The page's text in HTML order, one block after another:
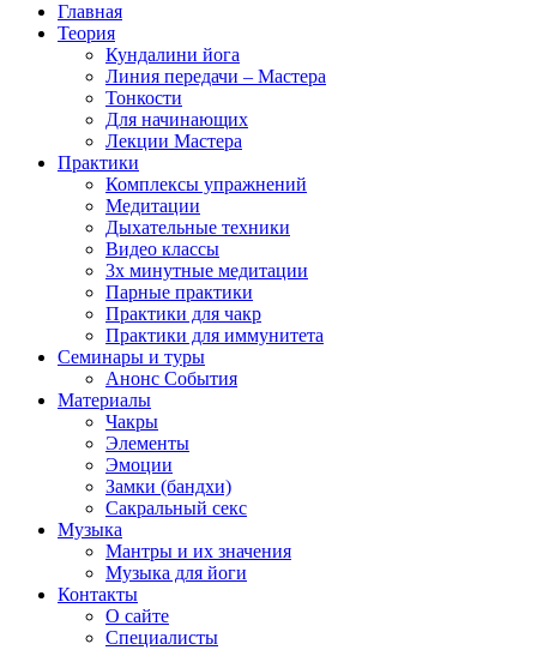
Главная
Теория
Кундалини йога
Линия передачи – Мастера
Тонкости
Для начинающих
Лекции Мастера
Практики
Комплексы упражнений
Медитации
Дыхательные техники
Видео классы
3х минутные медитации
Парные практики
Практики для чакр
Практики для иммунитета
Семинары и туры
Анонс События
Материалы
Чакры
Элементы
Эмоции
Замки (бандхи)
Сакральный секс
Музыка
Мантры и их значения
Музыка для йоги
Контакты
О сайте
Специалисты